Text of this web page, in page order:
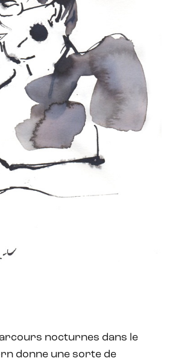
nocturnes dans le
donne une sorte de